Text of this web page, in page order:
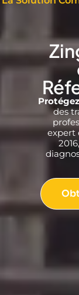
des
expert